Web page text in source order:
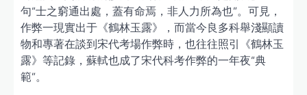
句“士之窮通出處，蓋有命焉，非人力所為也”。可見，
作弊一現實出于《鶴林玉露》，而當今良多科舉淺顯讀
物和專著在談到宋代考場作弊時，也往往照引《鶴林玉
露》等記錄，蘇軾也成了宋代科考作弊的一年夜“典
範”。